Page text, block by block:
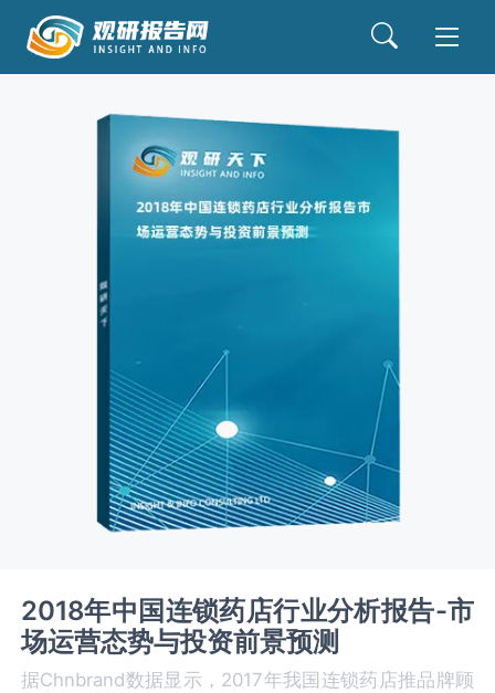
2018年中国连锁药店行业分析报告-市
场运营态势与投资前景预测
据Chnbrand数据显示，2017年我国连锁药店推品牌顾